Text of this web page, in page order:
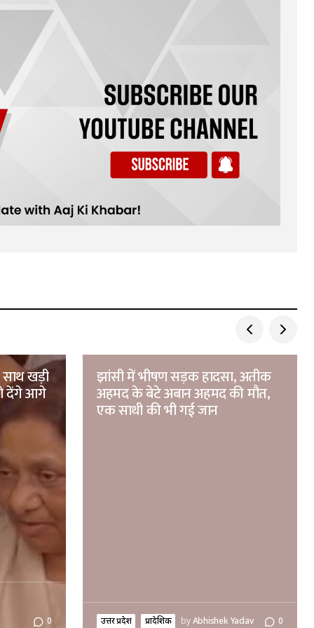
खड़ी
देंगे आगे
0
झांसी में भीषण सड़क हादसा, अतीक
अहमद के बेटे अबान अहमद की मौत,
एक साथी की भी गई जान
उत्तर प्रदेश प्रादेशिक byAbhishek Yadav 0